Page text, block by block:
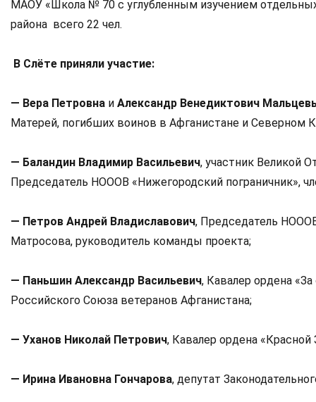
МАОУ «Школа № 70 с углубленным изучением
района всего 22 чел.
В Слёте приняли участие:
— Вера Петровна и Александр Венедиктович
Матерей, погибших воинов в Афганистане и Северном
— Баландин Владимир Васильевич, участник Великой
Председатель НОООВ «Нижегородский пограничник»,
— Петров Андрей Владиславович, Председатель
Матросова, руководитель команды проекта;
— Паньшин Александр Васильевич, Кавалер ордена
Российского Союза ветеранов Афганистана;
— Уханов Николай Петрович, Кавалер ордена
— Ирина Ивановна Гончарова, депутат